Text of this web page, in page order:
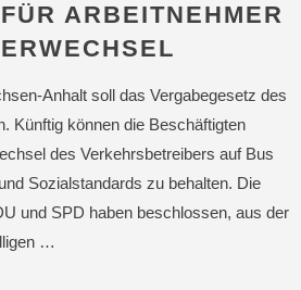
ARBEITNEHMER
Anhalt soll das Vergabegesetz des
Künftig können die Beschäftigten
des Verkehrsbetreibers auf Bus
Sozialstandards zu behalten. Die
und SPD haben beschlossen, aus der
…